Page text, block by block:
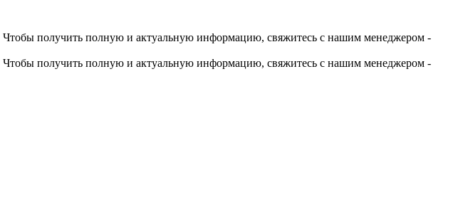
Чтобы получить полную и актуальную информацию, свяжитесь с нашим менеджером -
Чтобы получить полную и актуальную информацию, свяжитесь с нашим менеджером -